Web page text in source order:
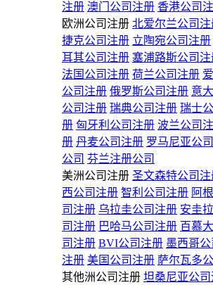
注册 澳门公司注册 香港公司
欧洲公司注册 北爱尔兰公司注
捷克公司注册 立陶宛公司注册
耳其公司注册 塞浦路斯公司注
法国公司注册 荷兰公司注册
公司注册 俄罗斯公司注册 意
公司注册 瑞典公司注册 瑞士
册 匈牙利公司注册 波兰公司
册 丹麦公司注册 罗马尼亚公
公司 芬兰注册公司
美洲公司注册 圣文森特公司注
西公司注册 智利公司注册 阿
司注册 乌拉圭公司注册 安圭
司注册 巴哈马公司注册 百慕
司注册 BVI公司注册 墨西哥
注册 美国公司注册 萨尔瓦多
其他洲公司注册 坦桑尼亚公